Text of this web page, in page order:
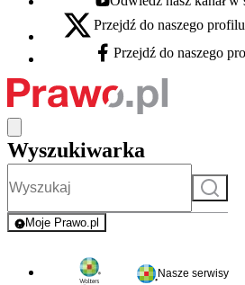
Youtube - otwiera się w nowej
X - otwiera się w nowej karcie
Przejdź do naszego
Facebook - otwiera się w nowej
Przejdź do naszego
Wyszukiwarka
Szukaj
Moje Prawo.pl
- rejestracja i logowanie do serwisu
Nasze serwisy